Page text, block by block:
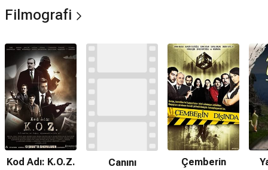
Filmografi
Kod Adı: K.O.Z.
Canını
Çemberin